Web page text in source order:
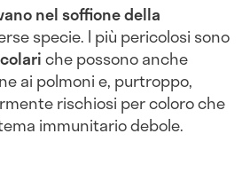
nel soffione della
specie. I più pericolosi sono
che possono anche
ai polmoni e, purtroppo,
rischiosi per coloro che
immunitario debole.